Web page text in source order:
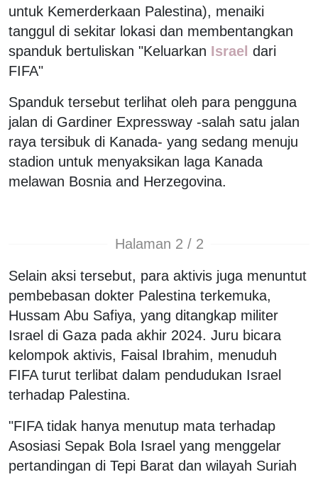
untuk Kemerderkaan Palestina), menaiki
tanggul di sekitar lokasi dan membentangkan
spanduk bertuliskan "Keluarkan Israel dari
FIFA"
Spanduk tersebut terlihat oleh para pengguna
jalan di Gardiner Expressway -salah satu jalan
raya tersibuk di Kanada- yang sedang menuju
stadion untuk menyaksikan laga Kanada
melawan Bosnia and Herzegovina.
Halaman 2 / 2
Selain aksi tersebut, para aktivis juga menuntut
pembebasan dokter Palestina terkemuka,
Hussam Abu Safiya, yang ditangkap militer
Israel di Gaza pada akhir 2024. Juru bicara
kelompok aktivis, Faisal Ibrahim, menuduh
FIFA turut terlibat dalam pendudukan Israel
terhadap Palestina.
"FIFA tidak hanya menutup mata terhadap
Asosiasi Sepak Bola Israel yang menggelar
pertandingan di Tepi Barat dan wilayah Suriah